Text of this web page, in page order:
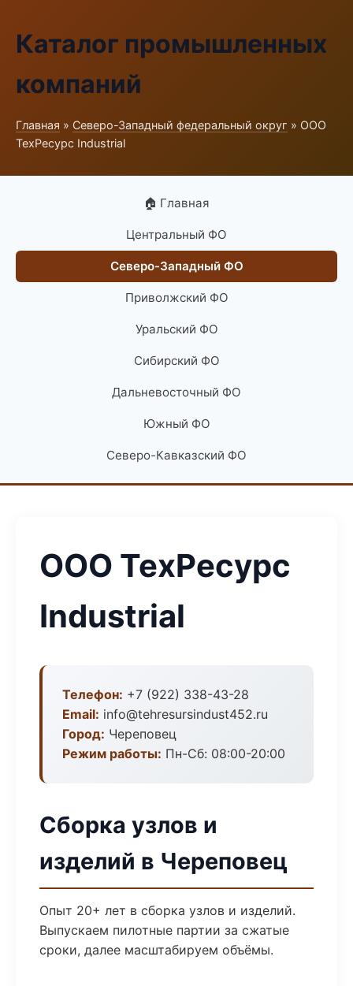
Каталог промышленных
компаний
Главная » Северо-Западный федеральный округ » ООО
ТехРесурс Industrial
🏠 Главная
Центральный ФО
Северо-Западный ФО
Приволжский ФО
Уральский ФО
Сибирский ФО
Дальневосточный ФО
Южный ФО
Северо-Кавказский ФО
ООО ТехРесурс
Industrial
Телефон: +7 (922) 338-43-28
Email: info@tehresursindust452.ru
Город: Череповец
Режим работы: Пн-Сб: 08:00-20:00
Сборка узлов и
изделий в Череповец
Опыт 20+ лет в сборка узлов и изделий.
Выпускаем пилотные партии за сжатые
сроки, далее масштабируем объёмы.